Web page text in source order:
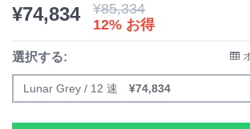
¥74,834 ¥85,334
12% お得
選択する:
Lunar Grey / 12 速 ¥74,834